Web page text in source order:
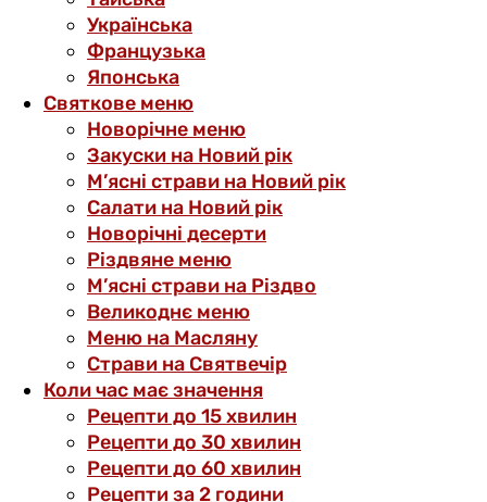
Українська
Французька
Японська
Святкове меню
Новорічне меню
Закуски на Новий рік
М’ясні страви на Новий рік
Салати на Новий рік
Новорічні десерти
Різдвяне меню
М’ясні страви на Різдво
Великоднє меню
Меню на Масляну
Страви на Святвечір
Коли час має значення
Рецепти до 15 хвилин
Рецепти до 30 хвилин
Рецепти до 60 хвилин
Рецепти за 2 години